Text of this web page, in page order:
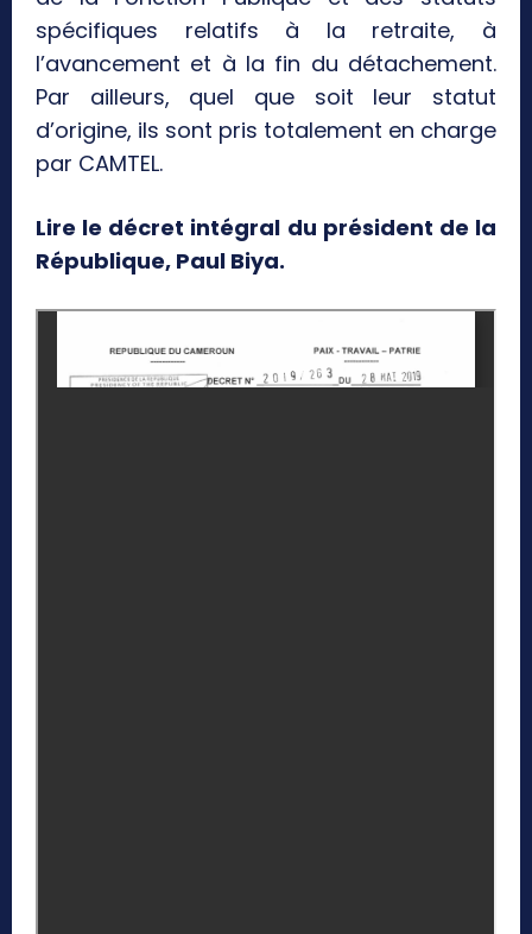
spécifiques relatifs à la retraite, à
l’avancement et à la fin du détachement.
Par ailleurs, quel que soit leur statut
d’origine, ils sont pris totalement en charge
par CAMTEL.
Lire le décret intégral du président de la
République, Paul Biya.